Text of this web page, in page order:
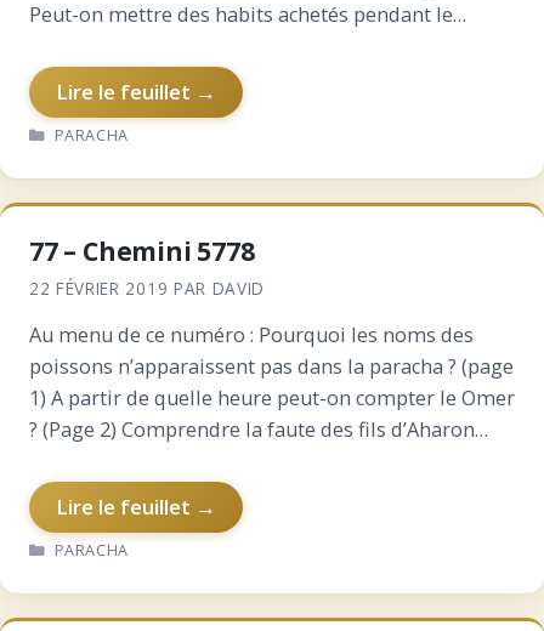
Peut-on mettre des habits achetés pendant le
Lire le feuillet →
CATÉGORIES
PARACHA
77 – Chemini 5778
22 FÉVRIER 2019 PAR DAVID
Au menu de ce numéro : Pourquoi les noms des
poissons n’apparaissent pas dans la paracha ? (page
1) A partir de quelle heure peut-on compter le Omer
? (Page 2) Comprendre la faute des fils d’Aharon
Lire le feuillet →
CATÉGORIES
PARACHA